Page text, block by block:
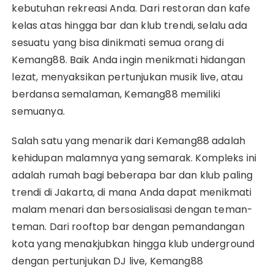
kebutuhan rekreasi Anda. Dari restoran dan kafe
kelas atas hingga bar dan klub trendi, selalu ada
sesuatu yang bisa dinikmati semua orang di
Kemang88. Baik Anda ingin menikmati hidangan
lezat, menyaksikan pertunjukan musik live, atau
berdansa semalaman, Kemang88 memiliki
semuanya.
Salah satu yang menarik dari Kemang88 adalah
kehidupan malamnya yang semarak. Kompleks ini
adalah rumah bagi beberapa bar dan klub paling
trendi di Jakarta, di mana Anda dapat menikmati
malam menari dan bersosialisasi dengan teman-
teman. Dari rooftop bar dengan pemandangan
kota yang menakjubkan hingga klub underground
dengan pertunjukan DJ live, Kemang88